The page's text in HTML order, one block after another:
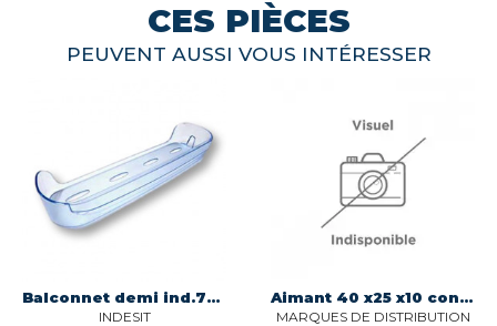
CES PIÈCES
PEUVENT AUSSI VOUS INTÉRESSER
Balconnet demi ind.70 pour refrigerateur Indesit C00111481
INDESIT
Aimant 40 x25 x10 congelateur pour refrigerateur Sogedis 47015388
MARQUES DE DISTRIBUTION